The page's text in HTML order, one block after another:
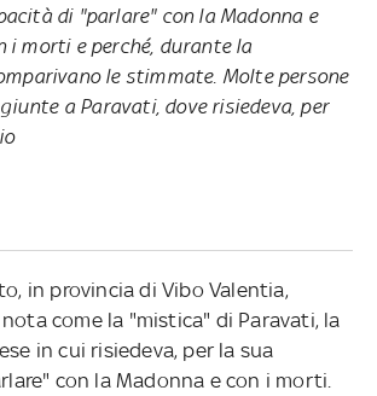
di "parlare" con la Madonna e
i morti e perché, durante la
le stimmate. Molte persone
a Paravati, dove risiedeva, per
in provincia di Vibo Valentia,
come la "mistica" di Paravati, la
in cui risiedeva, per la sua
con la Madonna e con i morti.